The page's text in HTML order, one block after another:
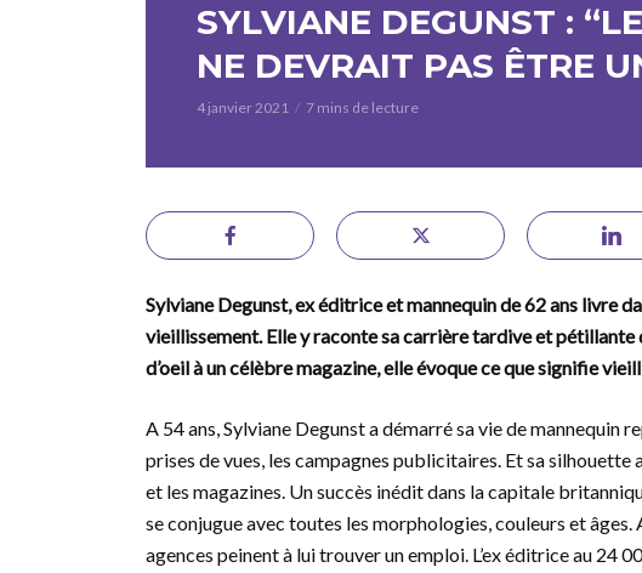
SYLVIANE DEGUNST :
NE DEVRAIT PAS ÊTRE
4 janvier 2021 7 mins de lecture
Sylviane Degunst, ex éditrice et mannequin de 62 ans livre
vieillissement. Elle y raconte sa carrière tardive et
d’oeil à un célèbre magazine, elle évoque ce que signifie
A 54 ans, Sylviane Degunst a démarré sa vie de mannequin
prises de vues, les campagnes publicitaires. Et sa
et les magazines. Un succès inédit dans la capitale
se conjugue avec toutes les morphologies, couleurs et âges.
agences peinent à lui trouver un emploi. L’ex éditrice au 24